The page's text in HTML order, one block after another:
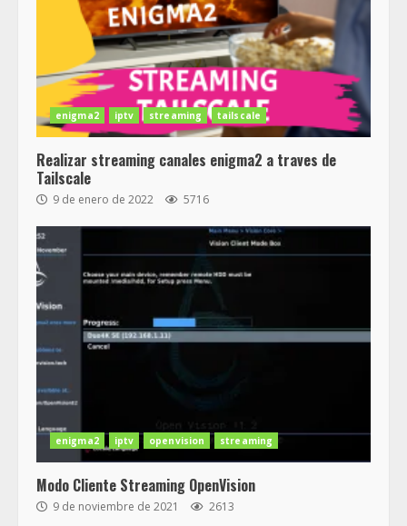
enigma2 iptv streaming tailscale
Realizar streaming canales enigma2 a traves de
Tailscale
9 de enero de 2022 5716
enigma2 iptv openvision streaming
Modo Cliente Streaming OpenVision
9 de noviembre de 2021 2613